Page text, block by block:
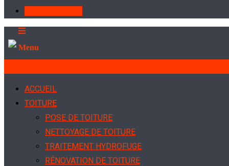
Menu
ACCUEIL
TOITURE
POSE DE TOITURE
NETTOYAGE DE TOITURE
TRAITEMENT HYDROFUGE
RÉNOVATION DE TOITURE